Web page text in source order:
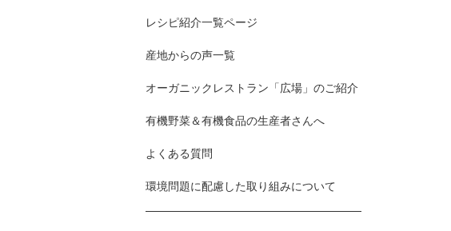
レシピ紹介一覧ページ
産地からの声一覧
オーガニックレストラン「広場」のご紹介
有機野菜＆有機食品の生産者さんへ
よくある質問
環境問題に配慮した取り組みについて